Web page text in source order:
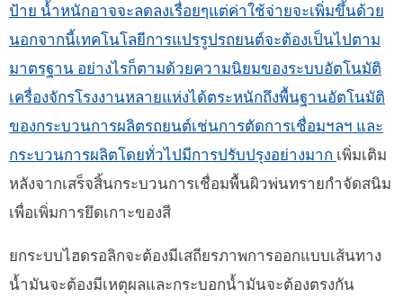
ป้าย น้ำหนักอาจจะลดลงเรื่อยๆแต่ค่าใช้จ่ายจะเพิ่มขึ้นด้วย
นอกจากนี้เทคโนโลยีการแปรรูปรถยนต์จะต้องเป็นไปตาม
มาตรฐาน อย่างไรก็ตามด้วยความนิยมของระบบอัตโนมัติ
เครื่องจักรโรงงานหลายแห่งได้ตระหนักถึงพื้นฐานอัตโนมัติ
ของกระบวนการผลิตรถยนต์เช่นการตัดการเชื่อมฯลฯ และ
กระบวนการผลิตโดยทั่วไปมีการปรับปรุงอย่างมาก เพิ่มเติม
หลังจากเสร็จสิ้นกระบวนการเชื่อมพื้นผิวพ่นทรายกำจัดสนิม
เพื่อเพิ่มการยึดเกาะของสี
ยกระบบไฮดรอลิกจะต้องมีเสถียรภาพการออกแบบเส้นทาง
น้ำมันจะต้องมีเหตุผลและกระบอกน้ำมันจะต้องตรงกัน